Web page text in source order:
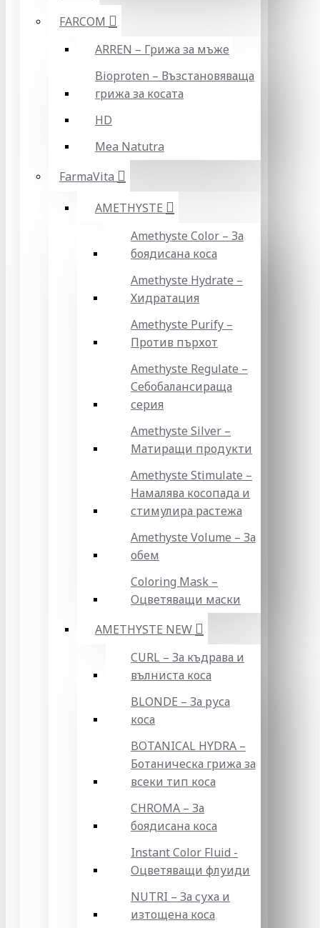
FARCOM
ARREN – Грижа за мъже
Bioproten – Възстановяваща
грижа за косата
HD
Mea Natutra
FarmaVita
AMETHYSTE
Amethyste Color – За
боядисана коса
Amethyste Hydrate –
Хидратация
Amethyste Purify –
Против пърхот
Amethyste Regulate –
Себобалансираща
серия
Amethyste Silver –
Матиращи продукти
Amethyste Stimulate –
Намалява косопада и
стимулира растежа
Amethyste Volume – За
обем
Coloring Mask –
Оцветяващи маски
AMETHYSTE NEW
CURL – За къдрава и
вълниста коса
BLONDE – За руса
коса
BOTANICAL HYDRA –
Ботаническа грижа за
всеки тип коса
CHROMA – За
боядисана коса
Instant Color Fluid -
Оцветяващи флуиди
NUTRI – За суха и
изтощена коса